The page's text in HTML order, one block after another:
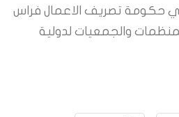
في حكومة تصريف الاعمال فراس
والجمعيات لدولية